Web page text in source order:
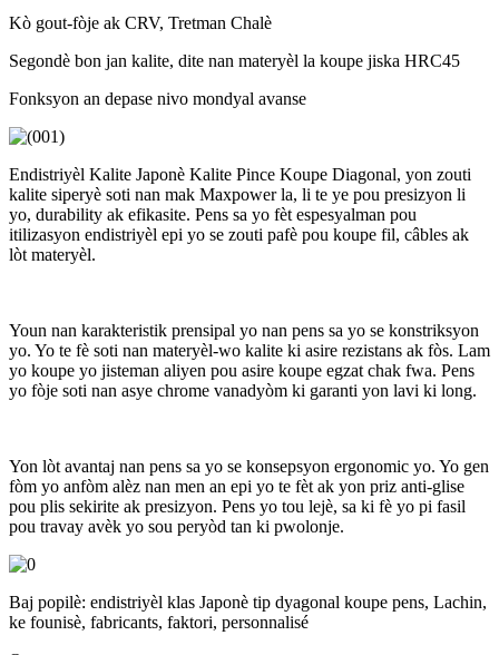
Kò gout-fòje ak CRV, Tretman Chalè
Segondè bon jan kalite, dite nan materyèl la koupe jiska HRC45
Fonksyon an depase nivo mondyal avanse
Endistriyèl Kalite Japonè Kalite Pince Koupe Diagonal, yon zouti
kalite siperyè soti nan mak Maxpower la, li te ye pou presizyon li
yo, durability ak efikasite. Pens sa yo fèt espesyalman pou
itilizasyon endistriyèl epi yo se zouti pafè pou koupe fil, câbles ak
lòt materyèl.
Youn nan karakteristik prensipal yo nan pens sa yo se konstriksyon
yo. Yo te fè soti nan materyèl-wo kalite ki asire rezistans ak fòs. Lam
yo koupe yo jisteman aliyen pou asire koupe egzat chak fwa. Pens
yo fòje soti nan asye chrome vanadyòm ki garanti yon lavi ki long.
Yon lòt avantaj nan pens sa yo se konsepsyon ergonomic yo. Yo gen
fòm yo anfòm alèz nan men an epi yo te fèt ak yon priz anti-glise
pou plis sekirite ak presizyon. Pens yo tou lejè, sa ki fè yo pi fasil
pou travay avèk yo sou peryòd tan ki pwolonje.
Baj popilè: endistriyèl klas Japonè tip dyagonal koupe pens, Lachin,
ke founisè, fabricants, faktori, personnalisé